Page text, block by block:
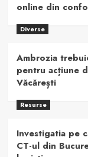
online din
Diverse
Ambrozia
pentru acțiune
Văcărești
Resurse
Investigatia pe
CT-ul din